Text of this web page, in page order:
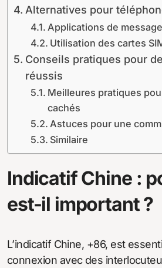
Alternatives pour
Applications de
Utilisation des cartes
Conseils pratiques pour
réussis
Meilleures pratiques
cachés
Astuces pour une
Similaire
Indicatif Chine :
est-il important ?
L’indicatif Chine, +86, est
connexion avec des